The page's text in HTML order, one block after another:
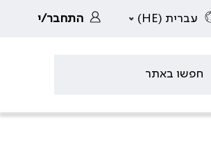
עברית (HE) התחבר/י